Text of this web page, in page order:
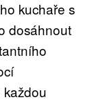
kuchaře s
dosáhnout